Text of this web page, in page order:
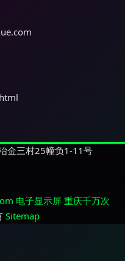
金三村25幢负1-11号
电子显示屏 重庆千万次
Sitemap